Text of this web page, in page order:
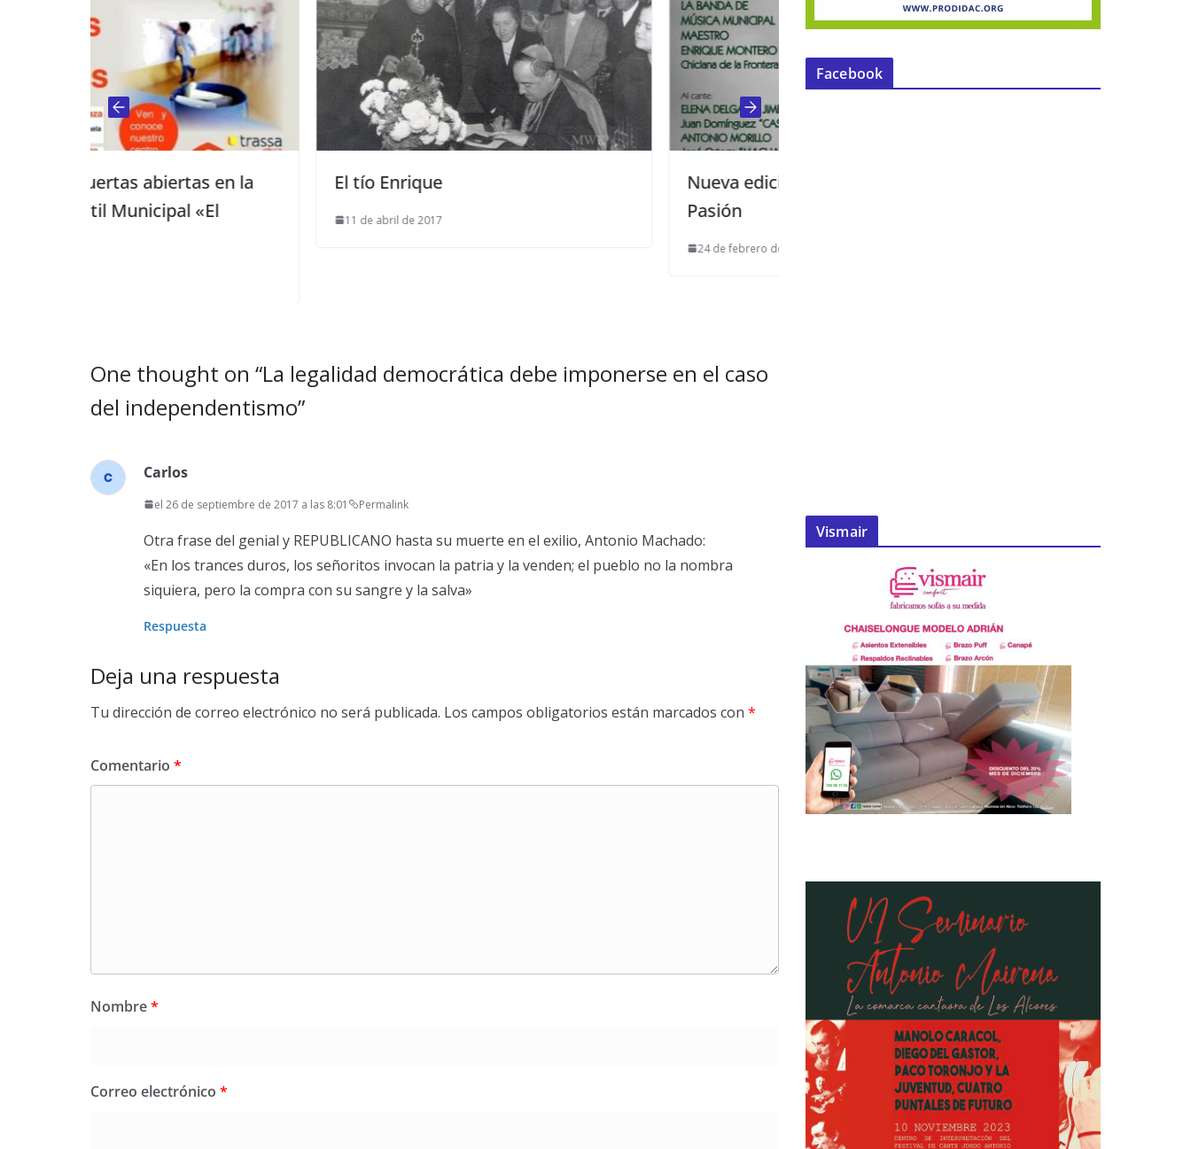
El tío Enrique
11 de abril de 2017
Nueva edición de Sonidos de la
One thought on “La legalidad democrática debe imponerse en el caso
del independentismo”
Carlos
el 26 de septiembre de 2017 a las 8:01 Permalink
Otra frase del genial y REPUBLICANO hasta su muerte en el exilio, Antonio Machado:
«En los trances duros, los señoritos invocan la patria y la venden; el pueblo no la nombra
siquiera, pero la compra con su sangre y la salva»
Respuesta
Deja una respuesta
Tu dirección de correo electrónico no será publicada. Los campos obligatorios están marcados con *
Comentario *
Nombre*
Correo electrónico *
Facebook
Vismair